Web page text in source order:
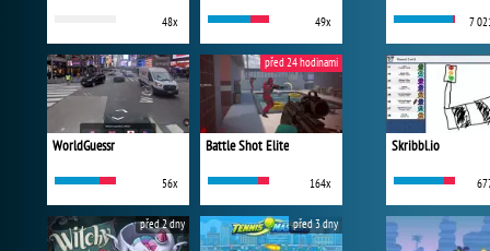
48x 49x
WorldGuessr
56x
Battle Shot Elite
164x
před 24 hodinami
před 2 dny před 3 dny
7
Skribbl.io